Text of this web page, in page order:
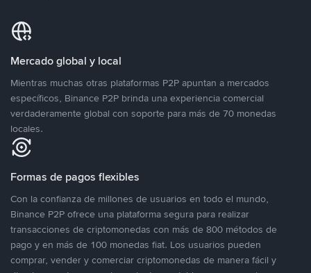
Mercado global y local
Mientras muchas otras plataformas P2P apuntan a mercados
específicos, Binance P2P brinda una experiencia comercial
verdaderamente global con soporte para más de 70 monedas
locales.
Formas de pagos flexibles
Con la confianza de millones de usuarios en todo el mundo,
Binance P2P ofrece una plataforma segura para realizar
transacciones de criptomonedas con más de 800 métodos de
pago y en más de 100 monedas fiat. Los usuarios pueden
comprar, vender y comerciar criptomonedas de manera fácil y